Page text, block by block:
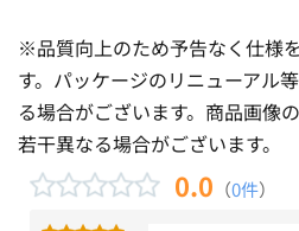
※品質向上のため予告なく仕様
す。パッケージのリニューアル
る場合がございます。商品画像
若干異なる場合がございます。
0.0 （0件）